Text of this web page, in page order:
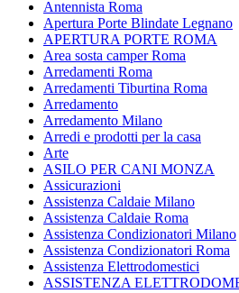
Antennista Roma
Apertura Porte Blindate Legnano
APERTURA PORTE ROMA
Area sosta camper Roma
Arredamenti Roma
Arredamenti Tiburtina Roma
Arredamento
Arredamento Milano
Arredi e prodotti per la casa
Arte
ASILO PER CANI MONZA
Assicurazioni
Assistenza Caldaie Milano
Assistenza Caldaie Roma
Assistenza Condizionatori Milano
Assistenza Condizionatori Roma
Assistenza Elettrodomestici
ASSISTENZA